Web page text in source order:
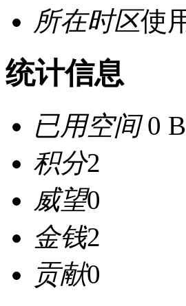
所在时区使
统计信息
已用空间0 B
积分2
威望0
金钱2
贡献0